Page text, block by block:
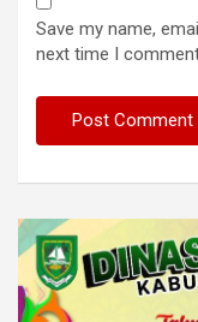
Save my name,
next time I